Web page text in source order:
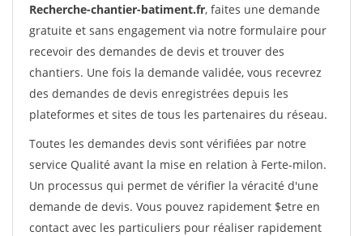
Recherche-chantier-batiment.fr, faites une demande
gratuite et sans engagement via notre formulaire pour
recevoir des demandes de devis et trouver des
chantiers. Une fois la demande validée, vous recevrez
des demandes de devis enregistrées depuis les
plateformes et sites de tous les partenaires du réseau.
Toutes les demandes devis sont vérifiées par notre
service Qualité avant la mise en relation à Ferte-milon.
Un processus qui permet de vérifier la véracité d'une
demande de devis. Vous pouvez rapidement $etre en
contact avec les particuliers pour réaliser rapidement